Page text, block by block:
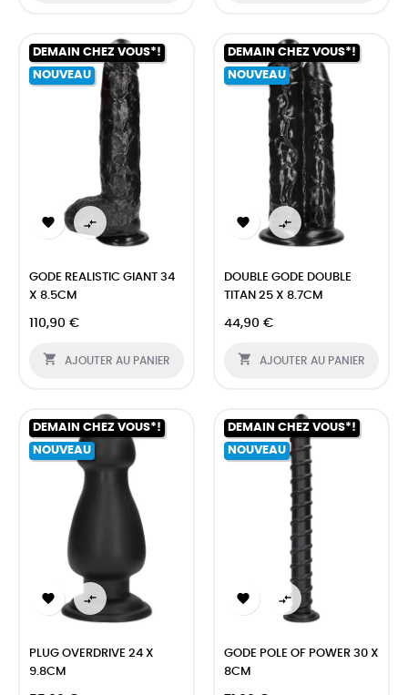
DEMAIN CHEZ VOUS*!
NOUVEAU
 
GODE REALISTIC GIANT 34
X 8.5CM
110,90 €
 AJOUTER AU PANIER
DEMAIN CHEZ VOUS*!
NOUVEAU
 
DOUBLE GODE DOUBLE
TITAN 25 X 8.7CM
44,90 €
 AJOUTER AU PANIER
DEMAIN CHEZ VOUS*!
NOUVEAU
 
PLUG OVERDRIVE 24 X
9.8CM
DEMAIN CHEZ VOUS*!
NOUVEAU
 
GODE POLE OF POWER 30 X
8CM